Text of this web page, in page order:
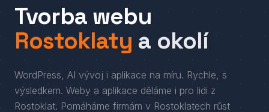
Tvorba webu
Rostoklaty a okolí
WordPress, AI vývoj i aplikace na míru. Rychle, s
výsledkem. Weby a aplikace děláme i pro lidi z
Rostoklat. Pomáháme firmám v Rostoklatech růst